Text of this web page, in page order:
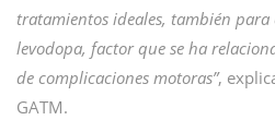
tratamientos ideales, también para
levodopa, factor que se ha
de complicaciones motoras”,
GATM.